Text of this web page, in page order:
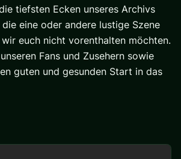
tiefsten Ecken unseres Archivs
eine oder andere lustige Szene
euch nicht vorenthalten möchten.
Fans und Zusehern sowie
guten und gesunden Start in das